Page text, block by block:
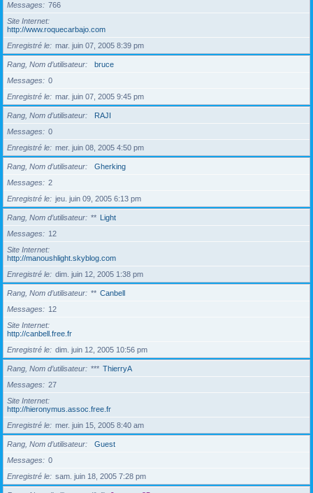
Messages
766
Site Internet
http://www.roquecarbajo.com
Enregistré le
mar. juin 07, 2005 8:39 pm
Rang, Nom d’utilisateur
bruce
Messages
0
Enregistré le
mar. juin 07, 2005 9:45 pm
Rang, Nom d’utilisateur
RAJI
Messages
0
Enregistré le
mer. juin 08, 2005 4:50 pm
Rang, Nom d’utilisateur
Gherking
Messages
2
Enregistré le
jeu. juin 09, 2005 6:13 pm
Rang, Nom d’utilisateur ** Light
Messages
12
Site Internet
http://manoushlight.skyblog.com
Enregistré le
dim. juin 12, 2005 1:38 pm
Rang, Nom d’utilisateur ** Canbell
Messages
12
Site Internet
http://canbell.free.fr
Enregistré le
dim. juin 12, 2005 10:56 pm
Rang, Nom d’utilisateur *** ThierryA
Messages
27
Site Internet
http://hieronymus.assoc.free.fr
Enregistré le
mer. juin 15, 2005 8:40 am
Rang, Nom d’utilisateur
Guest
Messages
0
Enregistré le
sam. juin 18, 2005 7:28 pm